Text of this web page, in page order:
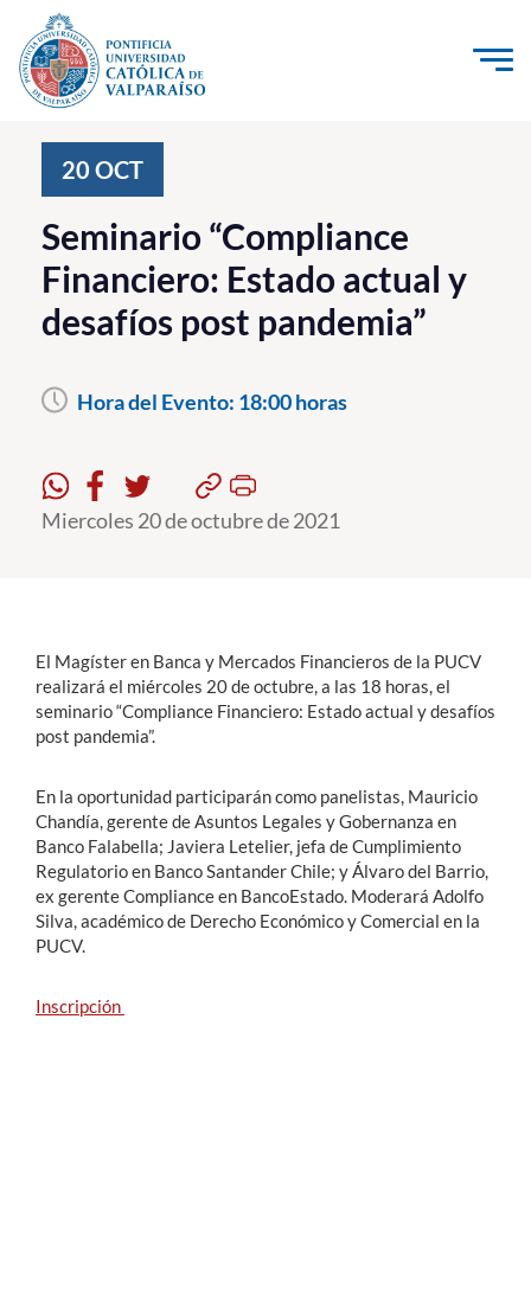
Click acá para ir directamente al contenido
Investigación, Creación e Innovación
PUCV Internacional
Vinculación con el Medio
Postgrado
Formación Continua
Funcionarios
Alumni
English
20 OCT
Seminario “Compliance
Financiero: Estado actual y
desafíos post pandemia”
Hora del Evento: 18:00 horas
Miercoles 20 de octubre de 2021
El Magíster en Banca y Mercados Financieros de la PUCV
realizará el miércoles 20 de octubre, a las 18 horas, el
seminario “Compliance Financiero: Estado actual y desafíos
post pandemia”.
En la oportunidad participarán como panelistas, Mauricio
Chandía, gerente de Asuntos Legales y Gobernanza en
Banco Falabella; Javiera Letelier, jefa de Cumplimiento
Regulatorio en Banco Santander Chile; y Álvaro del Barrio,
ex gerente Compliance en BancoEstado. Moderará Adolfo
Silva, académico de Derecho Económico y Comercial en la
PUCV.
Inscripción